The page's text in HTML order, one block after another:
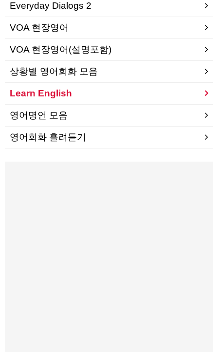
Everyday Dialogs 2
VOA 현장영어
VOA 현장영어(설명포함)
상황별 영어회화 모음
Learn English
영어명언 모음
영어회화 흘려듣기